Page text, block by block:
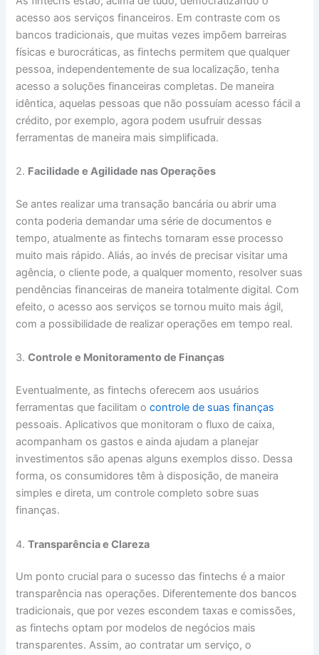
acesso aos serviços financeiros. Em contraste com os
bancos tradicionais, que muitas vezes impõem barreiras
físicas e burocráticas, as fintechs permitem que qualquer
pessoa, independentemente de sua localização, tenha
acesso a soluções financeiras completas. De maneira
idêntica, aquelas pessoas que não possuíam acesso fácil a
crédito, por exemplo, agora podem usufruir dessas
ferramentas de maneira mais simplificada.
2. Facilidade e Agilidade nas Operações
Se antes realizar uma transação bancária ou abrir uma
conta poderia demandar uma série de documentos e
tempo, atualmente as fintechs tornaram esse processo
muito mais rápido. Aliás, ao invés de precisar visitar uma
agência, o cliente pode, a qualquer momento, resolver suas
pendências financeiras de maneira totalmente digital. Com
efeito, o acesso aos serviços se tornou muito mais ágil,
com a possibilidade de realizar operações em tempo real.
3.Controle e Monitoramento de Finanças
Eventualmente, as fintechs oferecem aos usuários
ferramentas que facilitam ocontrole de suas finanças
pessoais. Aplicativos que monitoram o fluxo de caixa,
acompanham os gastos e ainda ajudam a planejar
investimentos são apenas alguns exemplos disso. Dessa
forma, os consumidores têm à disposição, de maneira
simples e direta, um controle completo sobre suas
finanças.
4.Transparência e Clareza
Um ponto crucial para o sucesso das fintechs é a maior
transparência nas operações. Diferentemente dos bancos
tradicionais, que por vezes escondem taxas e comissões,
as fintechs optam por modelos de negócios mais
transparentes. Assim, ao contratar um serviço, o